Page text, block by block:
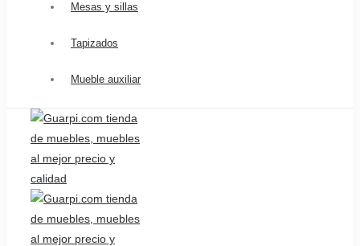
Mesas y sillas
Tapizados
Mueble auxiliar